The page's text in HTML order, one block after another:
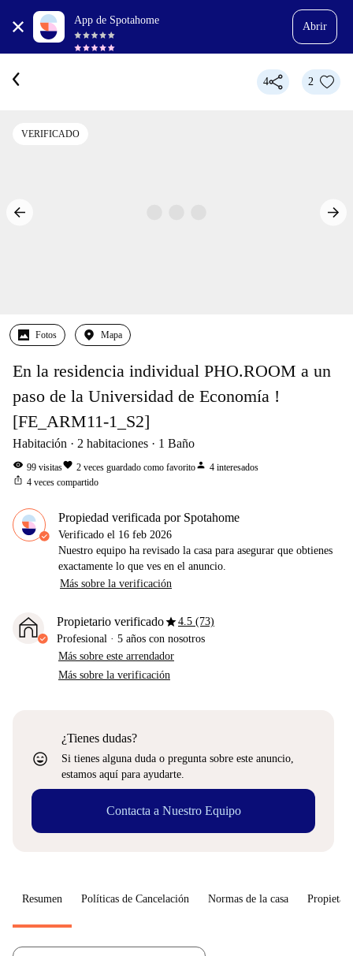
App de Spotahome
Abrir
4 2
VERIFICADO
Fotos Mapa
En la residencia individual PHO.ROOM a un
paso de la Universidad de Economía !
[FE_ARM11-1_S2]
Habitación 2 habitaciones 1 Baño
visibility 99 visitasfavorite 2 veces guardado como favoritoperson 4 interesados
ios_share 4 veces compartido
Propiedad verificada por Spotahome
Verificado el 16 feb 2026
Nuestro equipo ha revisado la casa para asegurar que obtienes
exactamente lo que ves en el anuncio.
Más sobre la verificación
Propietario verificadostar4.5 (73)
Profesional · 5 años con nosotros
Más sobre este arrendador
Más sobre la verificación
sentiment_very_satisfied
¿Tienes dudas?
Si tienes alguna duda o pregunta sobre este anuncio,
estamos aquí para ayudarte.
Contacta a Nuestro Equipo
Resumen Políticas de Cancelación Normas de la casa